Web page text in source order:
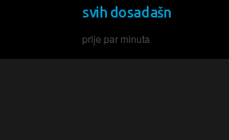
svih dosadašn
prije par minuta